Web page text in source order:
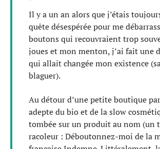
Il y a un an alors que j’étais
quête désespérée pour me
boutons qui recouvraient trop
joues et mon menton, j’ai fait une
qui allait changée mon existence
blaguer).
Au détour d’une petite boutique
adepte du bio et de la slow
tombée sur un produit au nom (un
racoleur : Déboutonnez-moi de la